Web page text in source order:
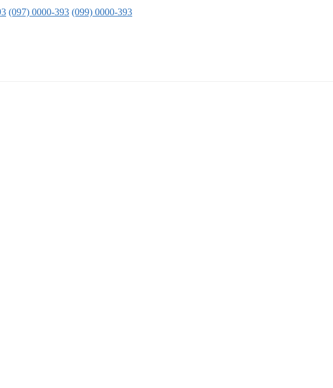
(097) 0000-393 (099) 0000-393